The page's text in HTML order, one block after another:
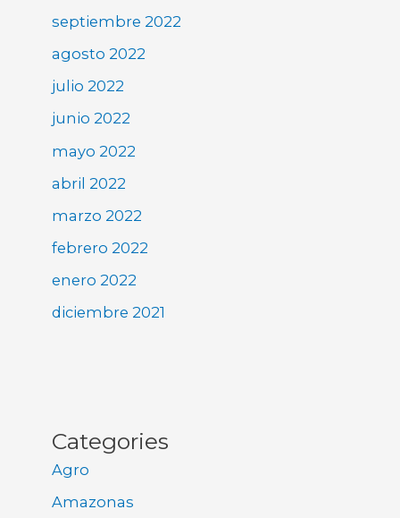
septiembre 2022
agosto 2022
julio 2022
junio 2022
mayo 2022
abril 2022
marzo 2022
febrero 2022
enero 2022
diciembre 2021
Categories
Agro
Amazonas